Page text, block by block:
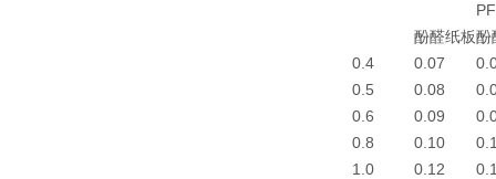
酚醛纸板酚
0.4
0.07
0.5
0.08
0.6
0.09
0.8
0.10
1.0
0.12